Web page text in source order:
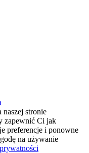
naszej stronie
zapewnić Ci jak
preferencje i ponowne
na używanie